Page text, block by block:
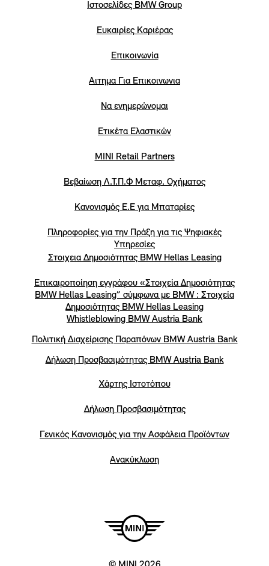
Iστοσελίδες BMW Group
Eυκαιρίες Καριέρας
Επικοινωνία
Αιτημα Για Επικοινωνια
Να ενημερώνομαι
Ετικέτα Ελαστικών
MINI Retail Partners
Βεβαίωση Λ.Τ.Π.Φ Μεταφ. Οχήματος
Κανονισμός Ε.Ε για Μπαταρίες
Πληροφορίες για την Πράξη για τις Ψηφιακές
Υπηρεσίες
Στοιχεια Δημοσιότητας BMW Hellas Leasing
Επικαιροποίηση εγγράφου «Στοιχεία Δημοσιότητας
BMW Hellas Leasing” σύμφωνα με BMW : Στοιχεία
Δημοσιότητας BMW Hellas Leasing
Whistleblowing BMW Austria Bank
Πολιτική Διαχείρισης Παραπόνων BMW Austria Bank
Δήλωση Προσβασιμότητας BMW Austria Bank
Χάρτης Ιστοτόπου
Δήλωση Προσβασιμότητας
Γενικός Κανονισμός για την Ασφάλεια Προϊόντων
Ανακύκλωση